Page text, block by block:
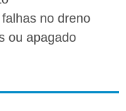
no dreno
ou apagado